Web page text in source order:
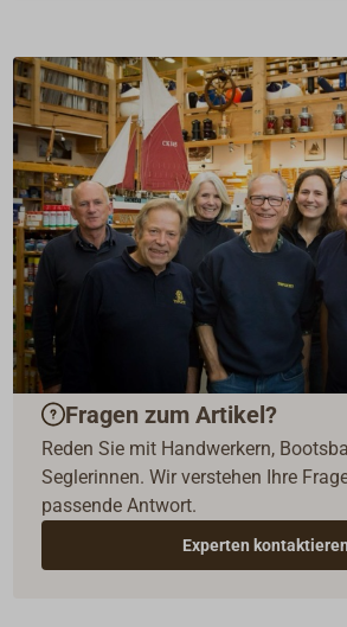
Fragen zum Artikel?
Reden Sie mit Handwerkern,
Seglerinnen. Wir verstehen Ihre
passende Antwort.
Experten kontaktieren